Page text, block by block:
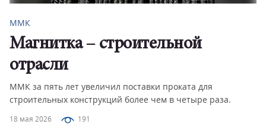
18 мая 2026 191
ММК
Магнитка – строительной
отрасли
ММК за пять лет увеличил поставки проката для
строительных конструкций более чем в четыре раза.